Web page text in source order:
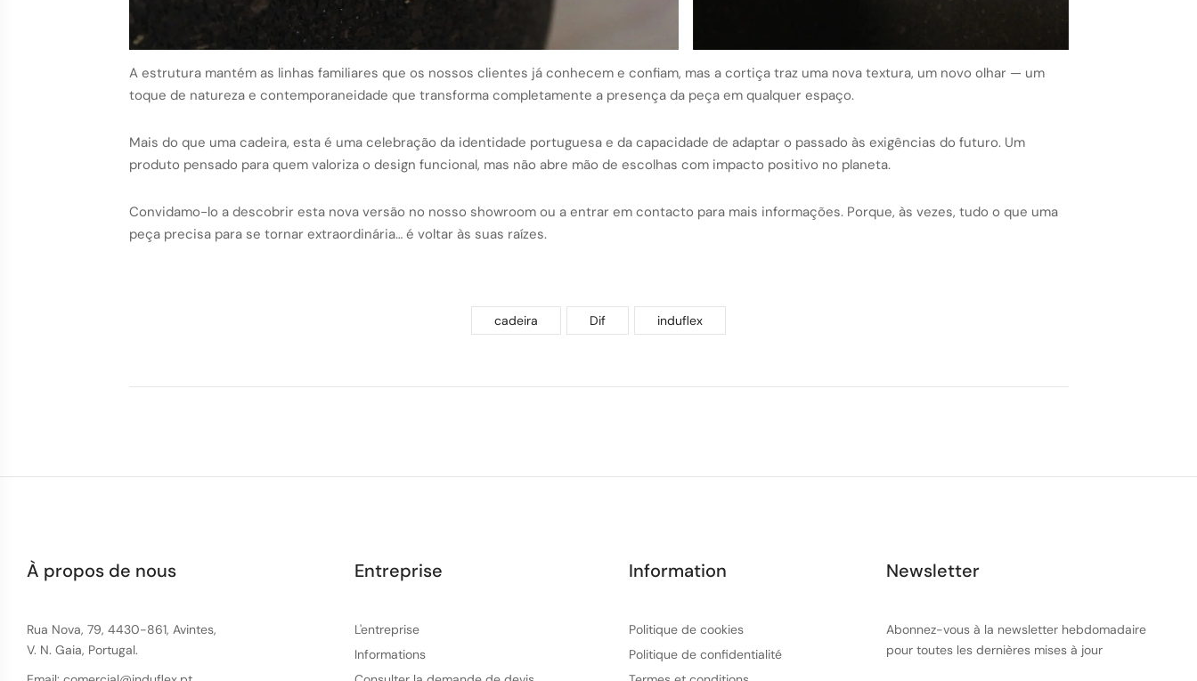
A estrutura mantém as linhas familiares que os nossos clientes já conhecem e confiam, mas a cortiça traz uma nova textura, um novo olhar — um
toque de natureza e contemporaneidade que transforma completamente a presença da peça em qualquer espaço.
Mais do que uma cadeira, esta é uma celebração da identidade portuguesa e da capacidade de adaptar o passado às exigências do futuro. Um
produto pensado para quem valoriza o design funcional, mas não abre mão de escolhas com impacto positivo no planeta.
Convidamo-lo a descobrir esta nova versão no nosso showroom ou a entrar em contacto para mais informações. Porque, às vezes, tudo o que uma
peça precisa para se tornar extraordinária… é voltar às suas raízes.
cadeira Dif induflex
À propos de nous
Rua Nova, 79, 4430-861, Avintes,
V. N. Gaia, Portugal.
Entreprise
L'entreprise
Informations
Information
Politique de cookies
Politique de confidentialité
Newsletter
Abonnez-vous à la newsletter hebdomadaire
pour toutes les dernières mises à jour